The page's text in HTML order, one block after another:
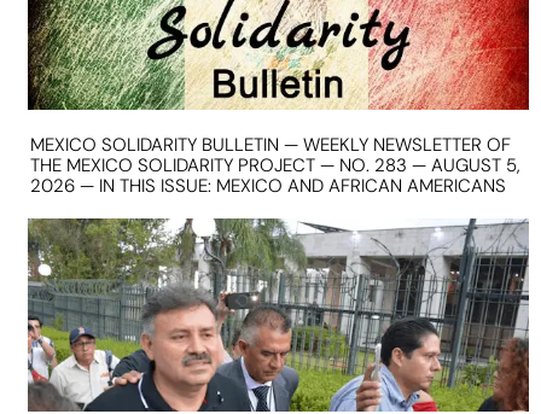
MEXICO SOLIDARITY BULLETIN — WEEKLY NEWSLETTER OF
THE MEXICO SOLIDARITY PROJECT — NO. 283 — AUGUST 5,
2026 — IN THIS ISSUE: MEXICO AND AFRICAN AMERICANS